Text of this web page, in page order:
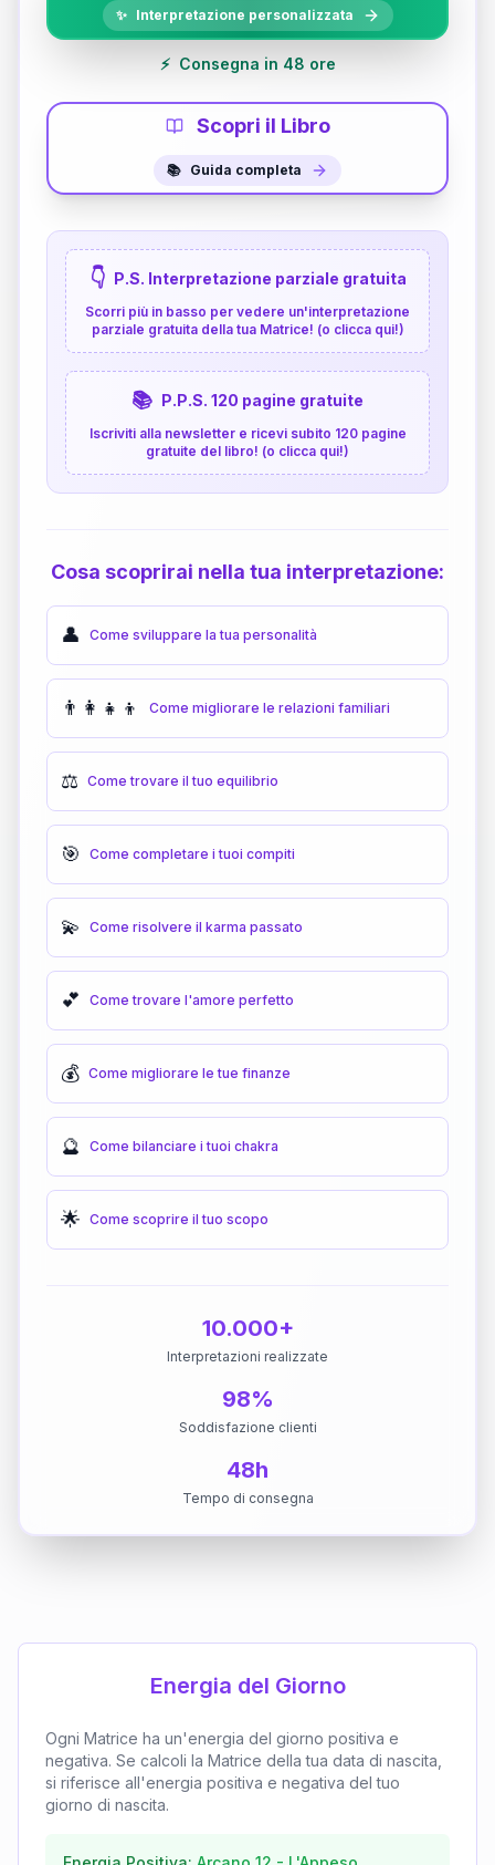
✨ Interpretazione personalizzata
⚡ Consegna in 48 ore
Scopri il Libro
📚 Guida completa
👇 P.S. Interpretazione parziale gratuita
Scorri più in basso per vedere un'interpretazione
parziale gratuita della tua Matrice! (o clicca qui!)
📚 P.P.S. 120 pagine gratuite
Iscriviti alla newsletter e ricevi subito 120 pagine
gratuite del libro! (o clicca qui!)
Cosa scoprirai nella tua interpretazione:
👤 Come sviluppare la tua personalità
👨‍👩‍👧‍👦 Come migliorare le relazioni familiari
⚖️ Come trovare il tuo equilibrio
🎯 Come completare i tuoi compiti
💫 Come risolvere il karma passato
💕 Come trovare l'amore perfetto
💰 Come migliorare le tue finanze
🔮 Come bilanciare i tuoi chakra
🌟 Come scoprire il tuo scopo
10.000+
Interpretazioni realizzate
98%
Soddisfazione clienti
48h
Tempo di consegna
Energia del Giorno
Ogni Matrice ha un'energia del giorno positiva e
negativa. Se calcoli la Matrice della tua data di nascita,
si riferisce all'energia positiva e negativa del tuo
giorno di nascita.